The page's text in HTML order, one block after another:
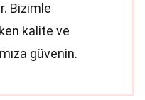
Bizimle
kalite ve
güvenin.